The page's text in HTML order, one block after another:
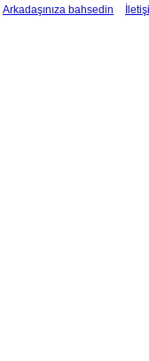
Arkadaşınıza bahsedin